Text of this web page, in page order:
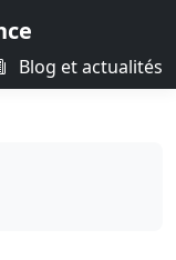
Blog et actualités